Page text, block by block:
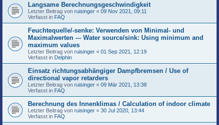
Langsame Berechnungsgeschwindigkeit
Letzter Beitrag von ruisinger « 09 Nov 2021, 09:11
Verfasst in FAQ
Feuchtequelle/-senke: Verwenden von Minimal- und
Maximalwerten --- Water source/sink: Using minimum and
maximum values
Letzter Beitrag von ruisinger « 01 Sep 2021, 12:19
Verfasst in Delphin
Einsatz richtungsabhängiger Dampfbremsen / Use of
directional vapor retarders
Letzter Beitrag von ruisinger « 09 Mär 2021, 13:38
Verfasst in FAQ
Berechnung des Innenklimas / Calculation of indoor climate
Letzter Beitrag von ruisinger « 30 Jul 2020, 13:44
Verfasst in FAQ